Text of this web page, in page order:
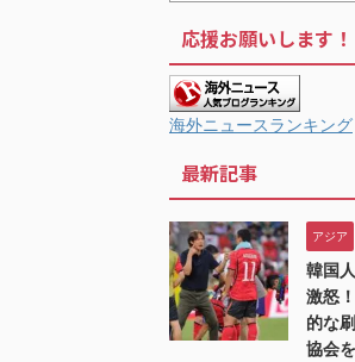
韓国人「我が国に価値の
【衝撃】 大阪府警、ミナ
【悲報】 ワイ「ラーメン
【最新画像】 GLAY・
【極旨牛鉄板】 吉野家
韓国人「韓国に10年間
韓国人「韓国人の日本へ
韓国人「韓国サッカー協
韓国が独自開発したと自
韓国人「大韓航空の熊本
応援お願いします！
海外ニュースランキング
最新記事
アジア
韓国
激怒
的な
協会